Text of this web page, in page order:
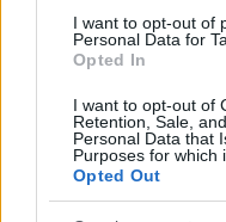
I want to opt-out of
Personal Data for
Opted In
I want to opt-out of
Retention, Sale,
Personal Data that
Purposes for which
Opted Out
tillegg til de vanlige
World
høydepunkter.
Helgen etter,
Classics